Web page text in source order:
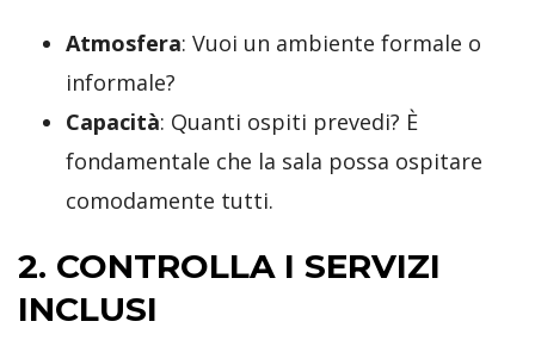
Atmosfera: Vuoi un ambiente formale o
informale?
Capacità: Quanti ospiti prevedi? È
fondamentale che la sala possa ospitare
comodamente tutti.
2. CONTROLLA I SERVIZI
INCLUSI